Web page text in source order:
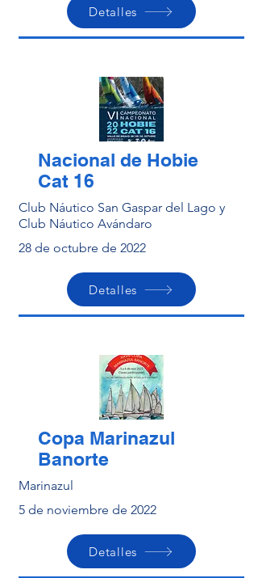
Detalles
Nacional de Hobie
Cat 16
Club Náutico San Gaspar del Lago y
Club Náutico Avándaro
28 de octubre de 2022
Detalles
Copa Marinazul
Banorte
Marinazul
5 de noviembre de 2022
Detalles